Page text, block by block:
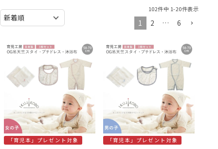
102件中 1-20件表示
1 2 … 6
「育児本」プレゼント対象 「育児本」プレゼント対象